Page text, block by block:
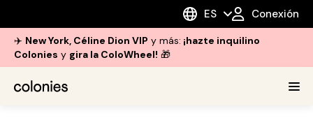
ES Conexión
✈️ New York, Céline Dion VIP y más: ¡hazte inquilino
Colonies y gira la ColoWheel! 🎁